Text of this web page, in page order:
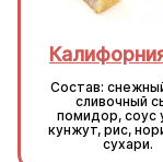
Состав:
сливочный
помидор, соус
кунжут, рис,
сухари.